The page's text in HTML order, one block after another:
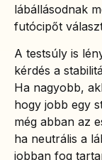
lábállásodnak
futócipőt
A testsúly is
kérdés a
Ha nagyobb,
hogy jobb egy
még abban az
ha neutrális a
jobban fog